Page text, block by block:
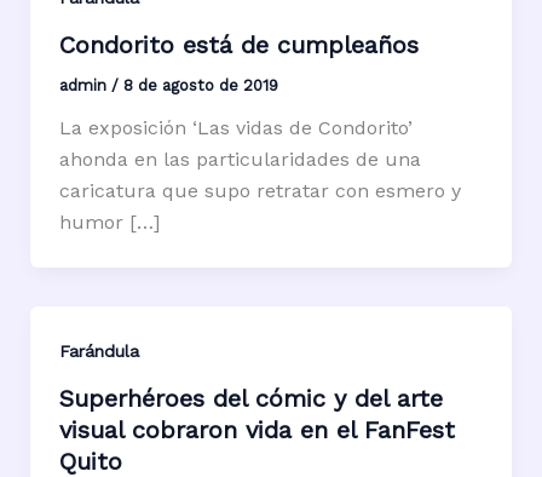
Condorito está de cumpleaños
admin / 8 de agosto de 2019
La exposición ‘Las vidas de Condorito’
ahonda en las particularidades de una
caricatura que supo retratar con esmero y
humor […]
Farándula
Superhéroes del cómic y del arte
visual cobraron vida en el FanFest
Quito